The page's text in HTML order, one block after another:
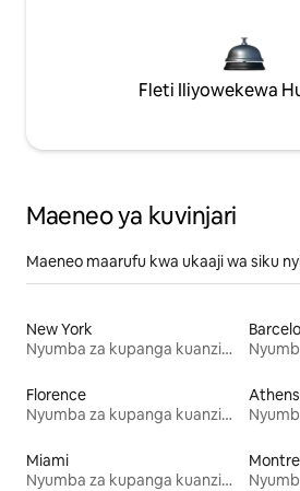
Fleti Iliyowekewa
Maeneo ya kuvinjari
Maeneo maarufu kwa ukaaji wa siku
New York
Nyumba za kupanga kuanzia mwezi mmoja
Florence
Nyumba za kupanga kuanzia mwezi mmoja
Athens
Miami
Nyumba za kupanga kuanzia mwezi mmoja